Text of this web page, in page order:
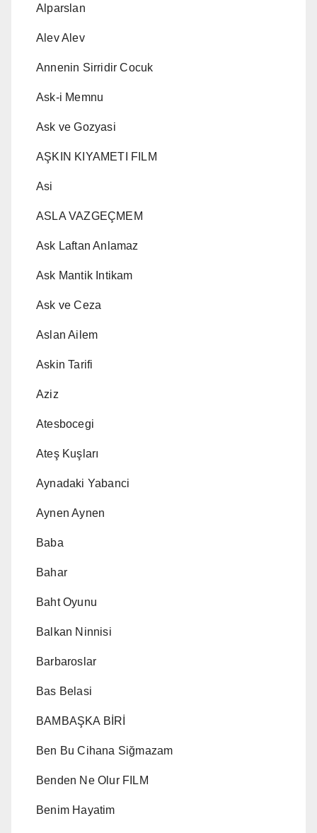
Alparslan
Alev Alev
Annenin Sirridir Cocuk
Ask-i Memnu
Ask ve Gozyasi
AŞKIN KIYAMETI FILM
Asi
ASLA VAZGEÇMEM
Ask Laftan Anlamaz
Ask Mantik Intikam
Ask ve Ceza
Aslan Ailem
Askin Tarifi
Aziz
Atesbocegi
Ateş Kuşları
Aynadaki Yabanci
Aynen Aynen
Baba
Bahar
Baht Oyunu
Balkan Ninnisi
Barbaroslar
Bas Belasi
BAMBAŞKA BİRİ
Ben Bu Cihana Siğmazam
Benden Ne Olur FILM
Benim Hayatim